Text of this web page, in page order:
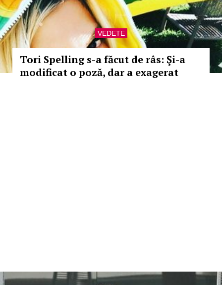
VEDETE
Tori Spelling s-a făcut de râs: Şi-a
modificat o poză, dar a exagerat